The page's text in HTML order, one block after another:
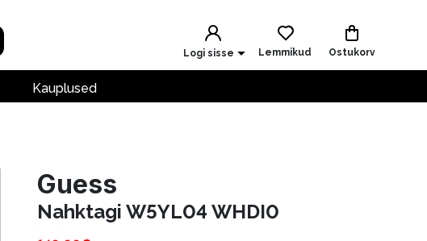
Logi sisse Lemmikud Ostukorv
Kauplused
Guess
Nahktagi W5YL04 WHDI0